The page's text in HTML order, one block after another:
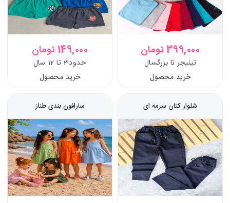
399,000 تومان
تینیجر تا بزرگسال
خرید محصول
149,000 تومان
حدود3 تا 12 سال
خرید محصول
شلوار کتان سرمه ای سارافون بندی طناز